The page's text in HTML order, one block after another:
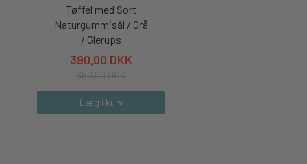
Tøffel med Sort
Naturgummisål / Grå
/ Glerups
390,00 DKK
650,00 DKK
Læg i kurv